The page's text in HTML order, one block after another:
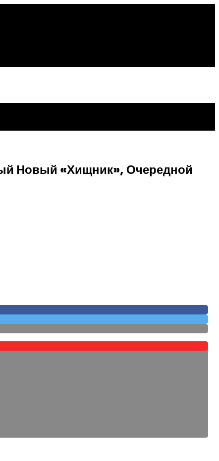
Новый «Хищник», Очередной